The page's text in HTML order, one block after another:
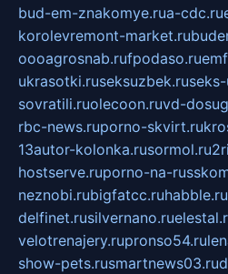
bud-em-znakomye.rua-cdc.ru
korolevremont-market.ru
oooagrosnab.rufpodaso.ru
ukrasotki.ruseksuzbek.ru
sovratili.ruolecoon.ruvd-
rbc-news.ruporno-skvirt.ru
13autor-kolonka.rusormol.ru
hostserve.ruporno-na-
neznobi.rubigfatcc.ruhabble.ru
delfinet.rusilvernano.ru
velotrenajery.rupronso54.ru
show-pets.rusmartnews03.ru